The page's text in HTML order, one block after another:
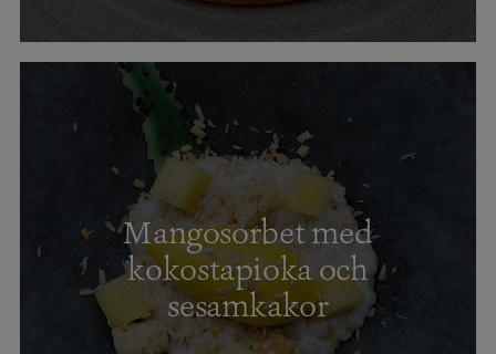
Mangosorbet med
kokostapioka och
sesamkakor